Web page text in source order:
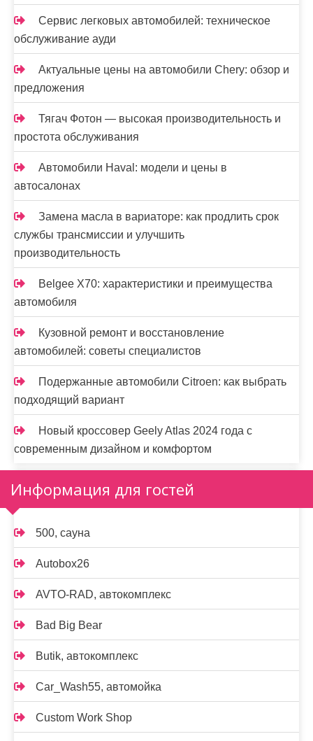
Сервис легковых автомобилей: техническое
обслуживание ауди
Актуальные цены на автомобили Chery: обзор и
предложения
Тягач Фотон — высокая производительность и
простота обслуживания
Автомобили Haval: модели и цены в
автосалонах
Замена масла в вариаторе: как продлить срок
службы трансмиссии и улучшить
производительность
Belgee X70: характеристики и преимущества
автомобиля
Кузовной ремонт и восстановление
автомобилей: советы специалистов
Подержанные автомобили Citroen: как выбрать
подходящий вариант
Новый кроссовер Geely Atlas 2024 года с
современным дизайном и комфортом
Информация для гостей
500, сауна
Autobox26
AVTO-RAD, автокомплекс
Bad Big Bear
Butik, автокомплекс
Car_Wash55, автомойка
Custom Work Shop